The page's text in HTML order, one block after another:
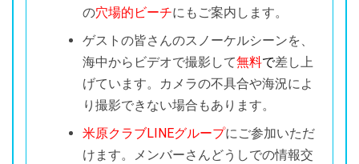
の穴場的ビーチにもご案内します。
ゲストの皆さんのスノーケルシーンを、
海中からビデオで撮影して無料で差し上
げています。カメラの不具合や海況によ
り撮影できない場合もあります。
米原クラブLINEグループにご参加いただ
けます。メンバーさんどうしでの情報交